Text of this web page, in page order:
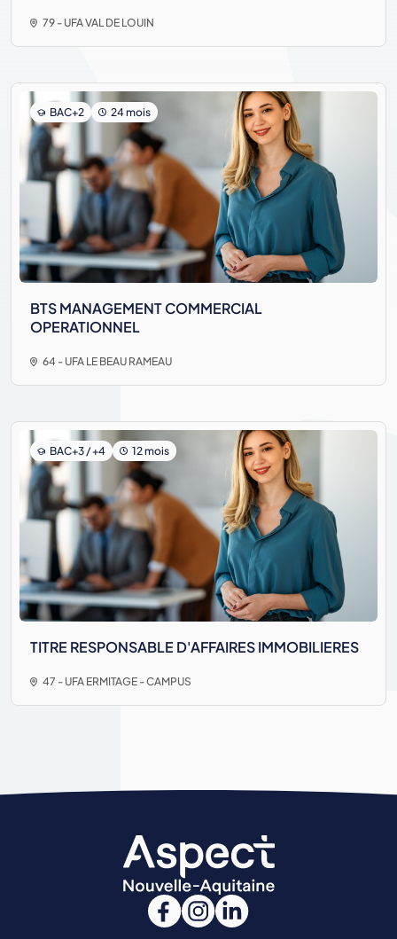
79 - UFA VAL DE LOUIN
BAC+2 24 mois
BTS MANAGEMENT COMMERCIAL
OPERATIONNEL
64 - UFA LE BEAU RAMEAU
BAC+3 / +4 12 mois
TITRE RESPONSABLE D'AFFAIRES IMMOBILIERES
47 - UFA ERMITAGE - CAMPUS